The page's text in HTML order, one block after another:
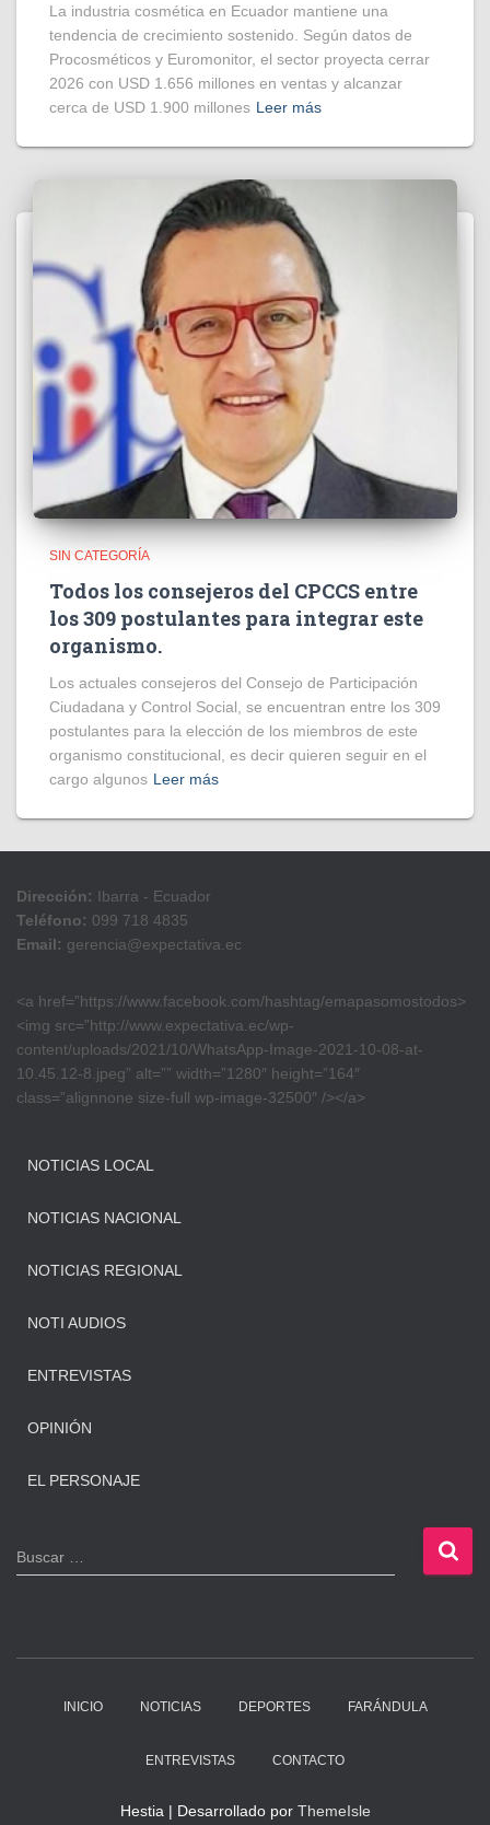
La industria cosmética en Ecuador mantiene una
tendencia de crecimiento sostenido. Según datos de
Procosméticos y Euromonitor, el sector proyecta cerrar
2026 con USD 1.656 millones en ventas y alcanzar
cerca de USD 1.900 millones Leer más
SIN CATEGORÍA
Todos los consejeros del CPCCS entre
los 309 postulantes para integrar este
organismo.
Los actuales consejeros del Consejo de Participación
Ciudadana y Control Social, se encuentran entre los 309
postulantes para la elección de los miembros de este
organismo constitucional, es decir quieren seguir en el
cargo algunos Leer más
Dirección: Ibarra - Ecuador
Teléfono: 099 718 4835
Email: gerencia@expectativa.ec
<a href=”https://www.facebook.com/hashtag/emapasomostodos>
<img src=”http://www.expectativa.ec/wp-
content/uploads/2021/10/WhatsApp-Image-2021-10-08-at-
10.45.12-8.jpeg” alt=”” width=”1280″ height=”164″
class=”alignnone size-full wp-image-32500″ /></a>
NOTICIAS LOCAL
NOTICIAS NACIONAL
NOTICIAS REGIONAL
NOTI AUDIOS
ENTREVISTAS
OPINIÓN
EL PERSONAJE
B
u
Buscar …
INICIO NOTICIAS DEPORTES FARÁNDULA
ENTREVISTAS CONTACTO
Hestia | Desarrollado por ThemeIsle